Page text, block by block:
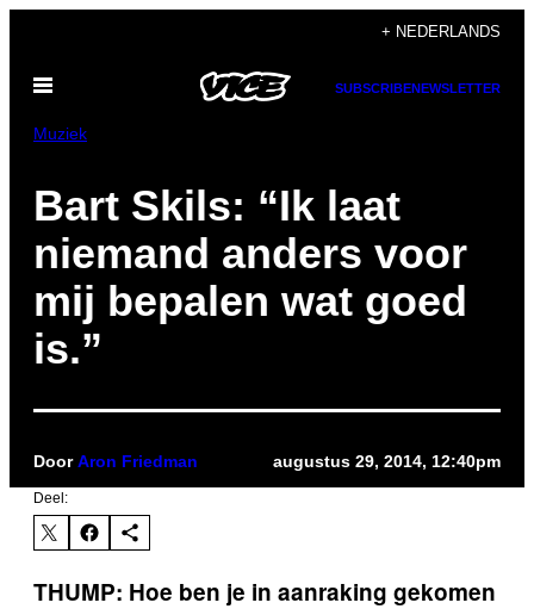
de
inhoud
+ NEDERLANDS
Open
SUBSCRIBENEWSLETTER
Muziek
Bart Skils: “Ik laat
niemand anders voor
mij bepalen wat goed
is.”
DoorAron Friedman augustus 29, 2014, 12:40pm
Deel:
THUMP: Hoe ben je in aanraking gekomen